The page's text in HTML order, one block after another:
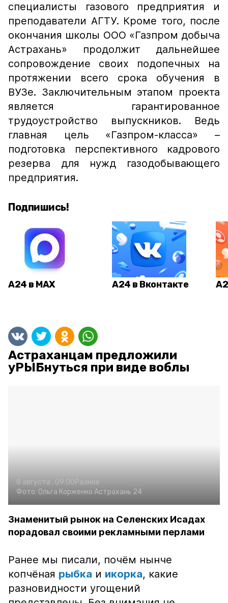
специалисты газового предприятия и
преподаватели АГТУ. Кроме того, после
окончания школы ООО «Газпром добыча
Астрахань» продолжит дальнейшее
сопровождение своих подопечных на
протяжении всего срока обучения в
ВУЗе. Заключительным этапом проекта
является гарантированное
трудоустройство выпускников. Ведь
главная цель «Газпром-класса» –
подготовка перспективного кадрового
резерва для нужд газодобывающего
предприятия.
Подпишись!
А24 в MAX А24 в Вконтакте
Астраханцам предложили
уРЫБнуться при виде воблы
8 августа , 09:00Разное
Фото: Ольга Корженко Астрахань 24
Знаменитый рынок на Селенских Исадах
порадовал своими рекламными перлами
Ранее мы писали, почём нынче
копчёная рыбка и икорка, какие
разновидности угощений